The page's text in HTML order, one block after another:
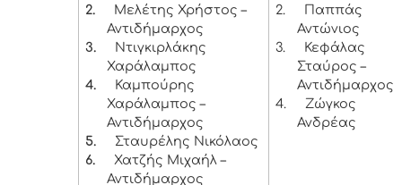
2.
Μελέτης Χρήστος –
Αντιδήμαρχος
3.
Ντιγκιρλάκης
Χαράλαμπος
4.
Καμπούρης
Χαράλαμπος –
Αντιδήμαρχος
5.
Σταυρέλης Νικόλαος
6.
Χατζής Μιχαήλ –
Αντιδήμαρχος
2.
Παππάς
Αντώνιος
3.
Κεφάλας
Σταύρος –
Αντιδήμαρχος
4.
Ζώγκος
Ανδρέας